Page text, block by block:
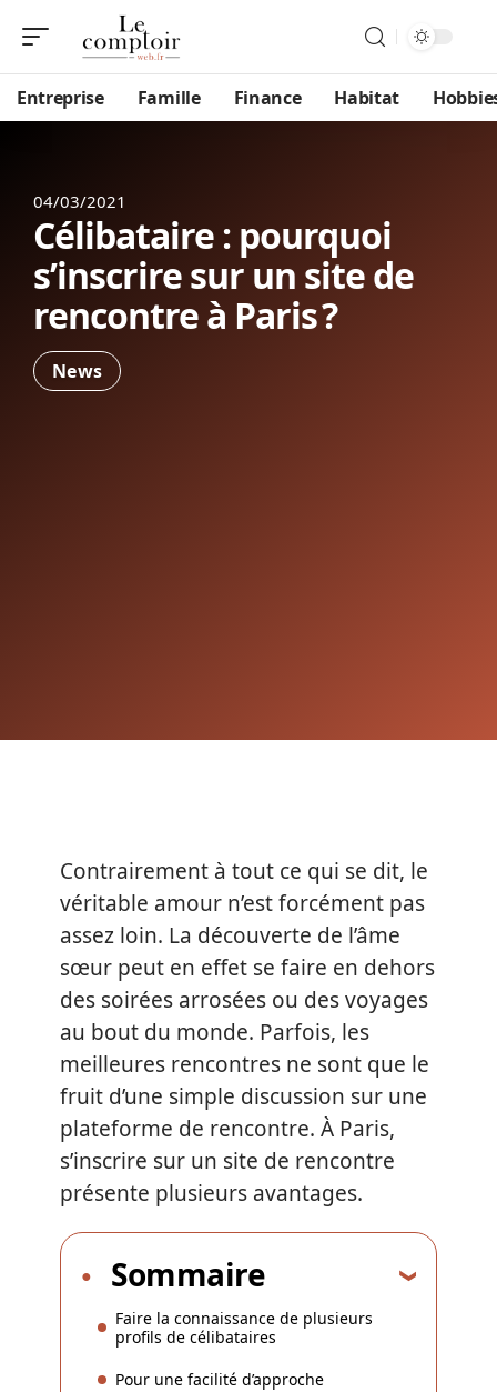
Entreprise Famille Finance Habitat
04/03/2021
Célibataire : pourquoi
s’inscrire sur un site de
rencontre à Paris ?
News
Contrairement à tout ce qui se dit, le
véritable amour n’est forcément pas
assez loin. La découverte de l’âme
sœur peut en effet se faire en dehors
des soirées arrosées ou des voyages
au bout du monde. Parfois, les
meilleures rencontres ne sont que le
fruit d’une simple discussion sur une
plateforme de rencontre. À Paris,
s’inscrire sur un site de rencontre
présente plusieurs avantages.
Sommaire
Faire la connaissance de plusieurs
profils de célibataires
Pour une facilité d’approche